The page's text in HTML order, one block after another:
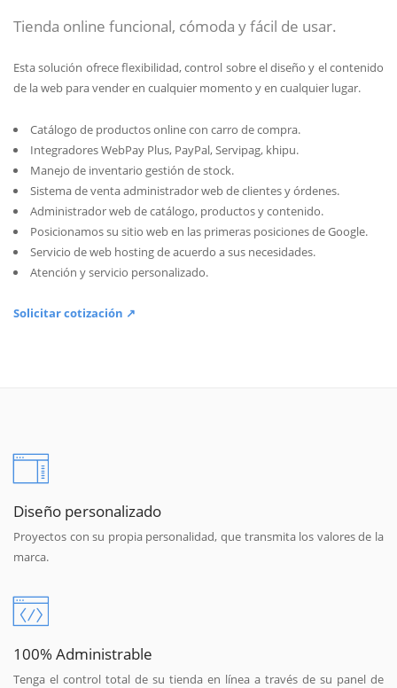
Tienda online funcional, cómoda y fácil de usar.
Esta solución ofrece flexibilidad, control sobre el diseño y el contenido
de la web para vender en cualquier momento y en cualquier lugar.
Catálogo de productos online con carro de compra.
Integradores WebPay Plus, PayPal, Servipag, khipu.
Manejo de inventario gestión de stock.
Sistema de venta administrador web de clientes y órdenes.
Administrador web de catálogo, productos y contenido.
Posicionamos su sitio web en las primeras posiciones de Google.
Servicio de web hosting de acuerdo a sus necesidades.
Atención y servicio personalizado.
Solicitar cotización ↗
Diseño personalizado
Proyectos con su propia personalidad, que transmita los valores de la
marca.
100% Administrable
Tenga el control total de su tienda en línea a través de su panel de